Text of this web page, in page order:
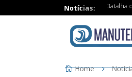
Notícias: Batalha
Home